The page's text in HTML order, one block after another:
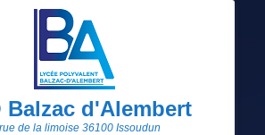
Balzac d'Alembert
de la limoise 36100 Issoudun